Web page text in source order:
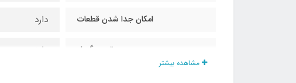
امکان جدا شدن قطعات دارد
توری گریل دارد
مشاهده بیشتر